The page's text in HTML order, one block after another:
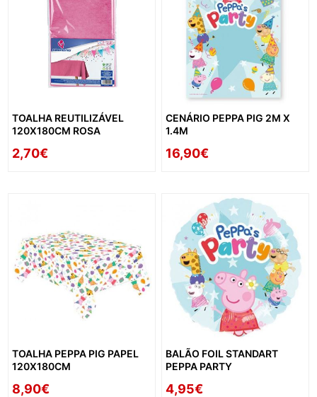
TOALHA REUTILIZÁVEL
120X180CM ROSA
2,70€
CENÁRIO PEPPA PIG 2M X
1.4M
16,90€
TOALHA PEPPA PIG PAPEL
120X180CM
8,90€
BALÃO FOIL STANDART
PEPPA PARTY
4,95€